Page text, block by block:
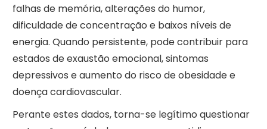
falhas de memória, alterações do humor,
dificuldade de concentração e baixos níveis de
energia. Quando persistente, pode contribuir para
estados de exaustão emocional, sintomas
depressivos e aumento do risco de obesidade e
doença cardiovascular.
Perante estes dados, torna-se legítimo questionar